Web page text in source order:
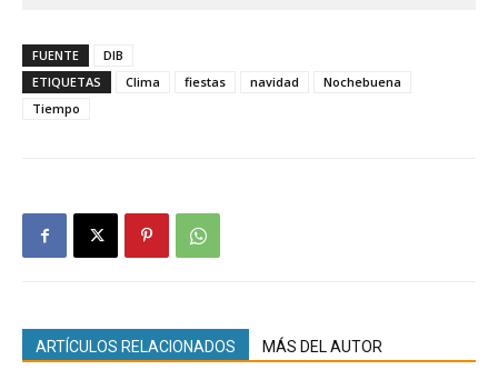
FUENTE
DIB
ETIQUETAS
Clima fiestas navidad
Nochebuena
Tiempo
ARTÍCULOS RELACIONADOS MÁS DEL AUTOR